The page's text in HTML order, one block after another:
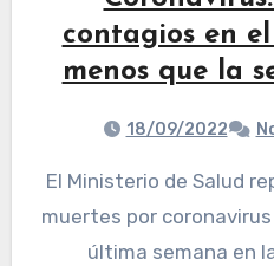
contagios en el
menos que la
18/09/2022
El Ministerio de Salud reportó este domingo 25
muertes por
última semana en